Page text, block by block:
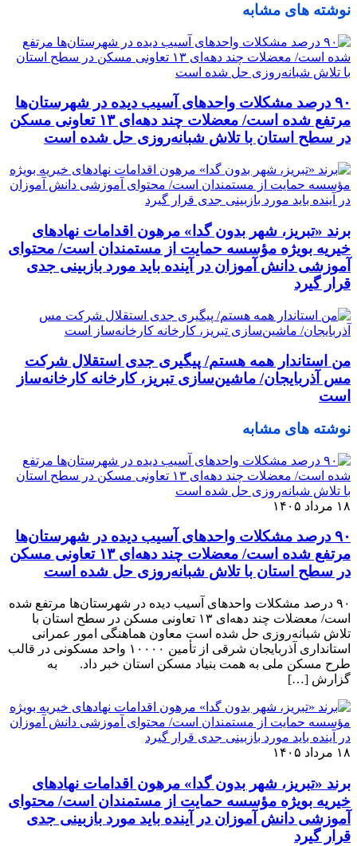
نوشته های مشابه
٩٠ درصد مشکلات واحدهای آسیب دیده در شهرستان‌ها
مرتفع شده است/ معضلات چند دهه‌ای ١٣ تعاونی مسکن
در سطح استان با تلاش شبانه‌روزی حل شده است
برند «تبریز، شهر بدون گدا» مرهون اقدامات نهادهای
خیریه بویژه مؤسسه حمایت از مستمندان است/ محتوای
آموزشی دانش آموزان در آینده باید مورد بازبینی جدی
قرار گیرد
من استاندار همه هستم/ پیگیری جدی استقلال شرکت
مس آذربایجان/ ماشین‌سازی تبریز، کارخانه کارخانه‌ساز
است
نوشته های مشابه
۱۸ مرداد ۱۴۰۵
٩٠ درصد مشکلات واحدهای آسیب دیده در شهرستان‌ها
مرتفع شده است/ معضلات چند دهه‌ای ١٣ تعاونی مسکن
در سطح استان با تلاش شبانه‌روزی حل شده است
٩٠ درصد مشکلات واحدهای آسیب دیده در شهرستان‌ها مرتفع شده
است/ معضلات چند دهه‌ای ١٣ تعاونی مسکن در سطح استان با
تلاش شبانه‌روزی حل شده است معاون هماهنگی امور عمرانی
استانداری آذربایجان شرقی از تأمین ١٠٠٠٠ واحد مسکونی در قالب
طرح مسکن ملی به همت بنیاد مسکن استان خبر داد. به
گزارش […]
۱۸ مرداد ۱۴۰۵
برند «تبریز، شهر بدون گدا» مرهون اقدامات نهادهای
خیریه بویژه مؤسسه حمایت از مستمندان است/ محتوای
آموزشی دانش آموزان در آینده باید مورد بازبینی جدی
قرار گیرد